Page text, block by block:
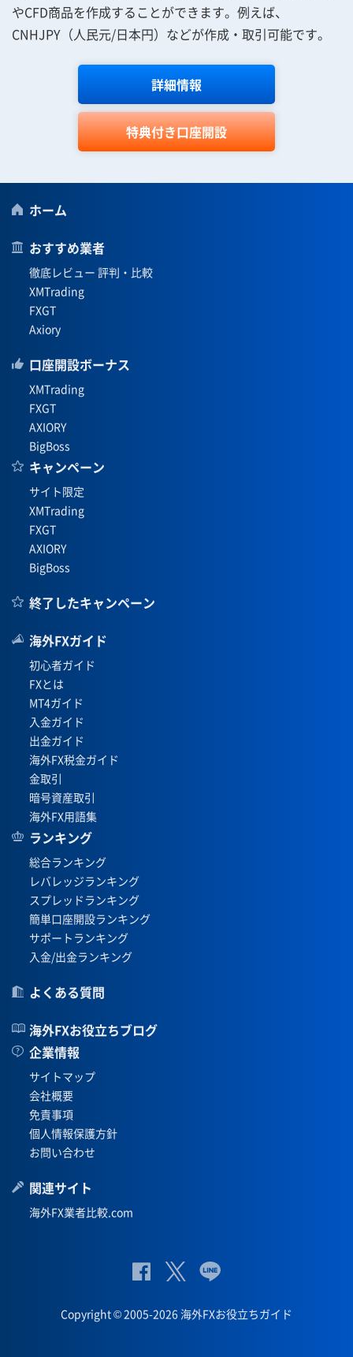
やCFD商品を作成することができます。例えば、
CNHJPY（人民元/日本円）などが作成・取引可能です。
詳細情報
特典付き口座開設
ホーム
おすすめ業者
徹底レビュー 評判・比較
XMTrading
FXGT
Axiory
口座開設ボーナス
XMTrading
FXGT
AXIORY
BigBoss
キャンペーン
サイト限定
XMTrading
FXGT
AXIORY
BigBoss
終了したキャンペーン
海外FXガイド
初心者ガイド
FXとは
MT4ガイド
入金ガイド
出金ガイド
海外FX税金ガイド
金取引
暗号資産取引
海外FX用語集
ランキング
総合ランキング
レバレッジランキング
スプレッドランキング
簡単口座開設ランキング
サポートランキング
入金/出金ランキング
よくある質問
海外FXお役立ちブログ
企業情報
サイトマップ
会社概要
免責事項
個人情報保護方針
お問い合わせ
関連サイト
海外FX業者比較.com
式
Fac
Twit
ter
式
Lin
Copyright © 2005-2026 海外FXお役立ちガイド